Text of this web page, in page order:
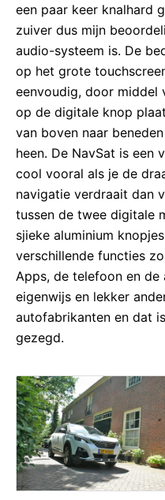
een paar keer knalhard
zuiver dus mijn
audio-systeem is. De
op het grote
eenvoudig, door middel
op de digitale knop
van boven naar
heen. De NavSat is een
cool vooral als je de
navigatie verdraait dan
tussen de twee digitale
sjieke aluminium
verschillende functies
Apps, de telefoon en de
eigenwijs en lekker
autofabrikanten en dat
gezegd.